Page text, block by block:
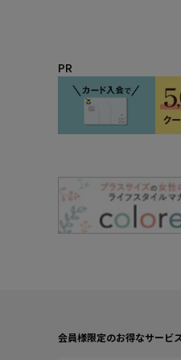
PR
会員様限定のお得なサービ